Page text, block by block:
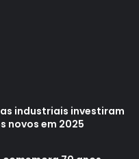
industriais investiram
novos em 2025